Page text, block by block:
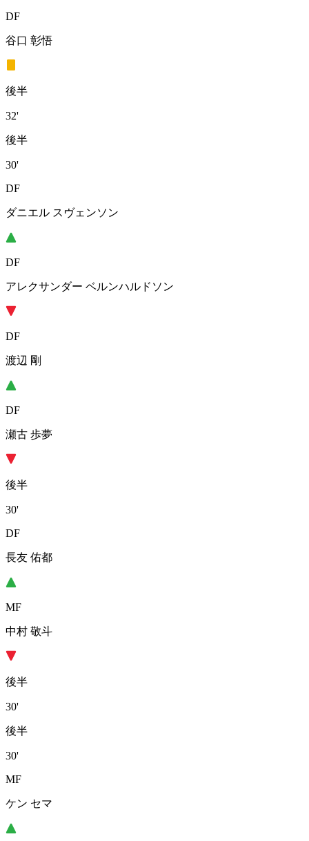
DF
谷口 彰悟
後半
32'
後半
30'
DF
ダニエル スヴェンソン
DF
アレクサンダー ベルンハルドソン
DF
渡辺 剛
DF
瀬古 歩夢
後半
30'
DF
長友 佑都
MF
中村 敬斗
後半
30'
後半
30'
MF
ケン セマ